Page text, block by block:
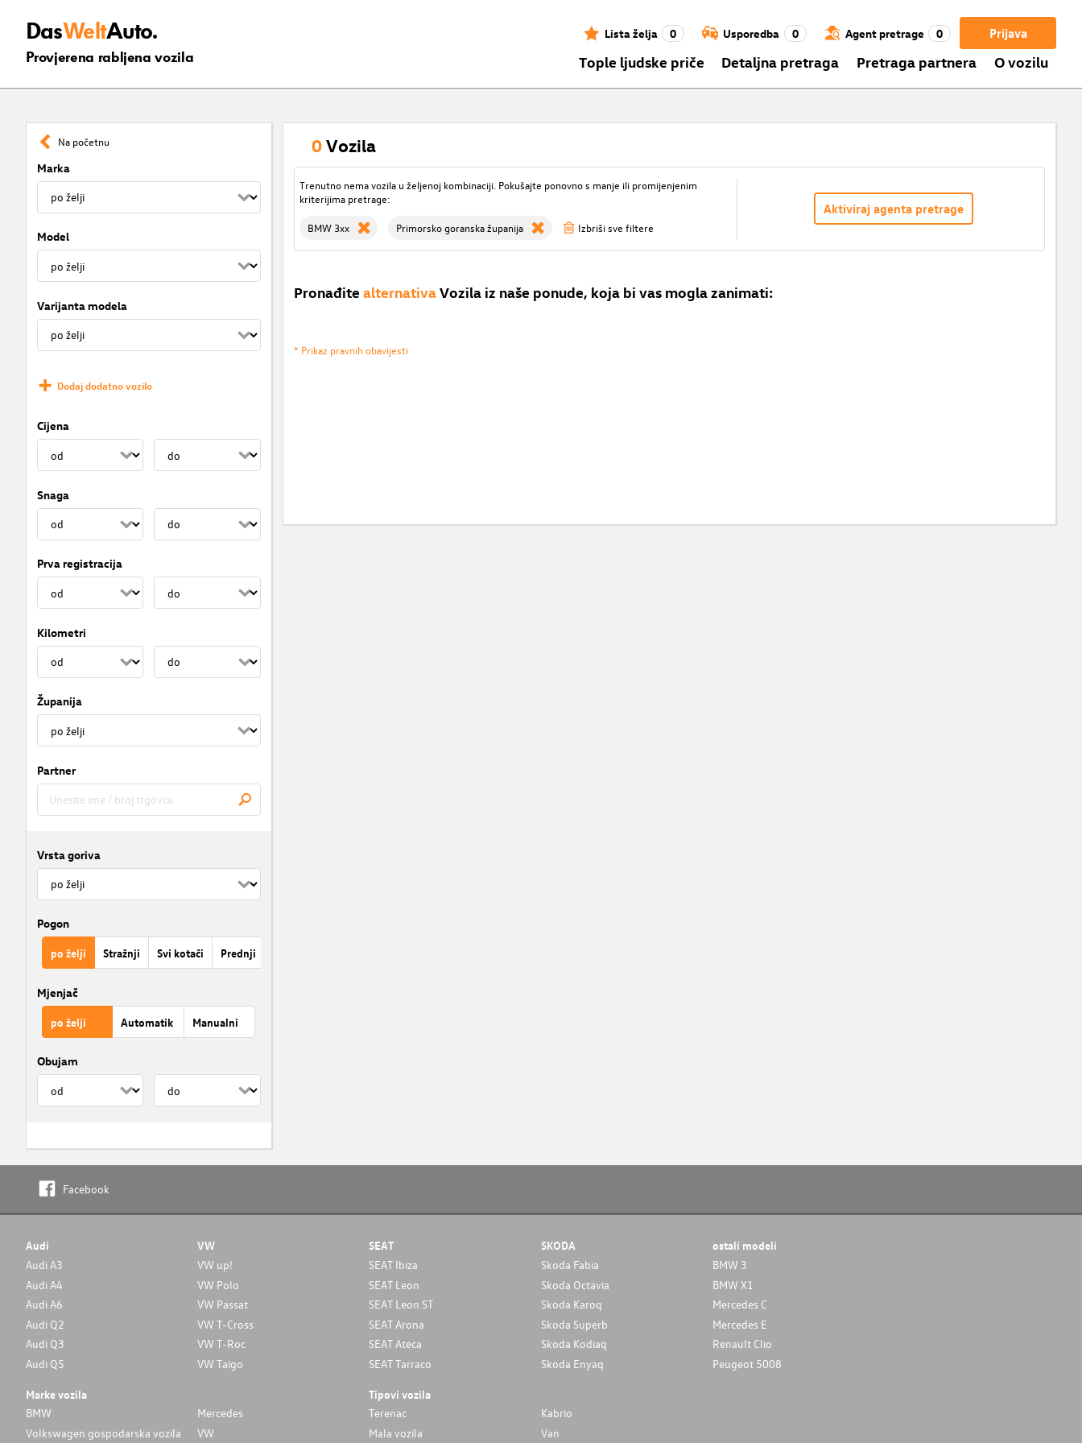
DasWeltAuto.
Provjerena rabljena vozila
Prijava
Lista želja 0 Usporedba 0 Agent pretrage 0
Tople ljudske priče Detaljna pretraga Pretraga partnera O vozilu
Na početnu
Marka
Model
Varijanta modela
Dodaj dodatno vozilo
Cijena
Snaga
Prva registracija
Kilometri
Županija
Partner
Vrsta goriva
Pogon
po želji Stražnji Svi kotači Prednji
Mjenjač
po želji Automatik Manualni
Obujam
0Vozila
Trenutno nema vozila u željenoj kombinaciji. Pokušajte ponovno s manje ili promijenjenim
kriterijima pretrage:
BMW 3xx Primorsko goranska županija Izbriši sve filtere
Aktiviraj agenta pretrage
Pronađite alternativa Vozila iz naše ponude, koja bi vas mogla zanimati:
* Prikaz pravnih obavijesti
Facebook
Audi
Audi A3
Audi A4
Audi A6
Audi Q2
Audi Q3
Audi Q5
VW
VW up!
VW Polo
VW Passat
VW T-Cross
VW T-Roc
VW Taigo
SEAT
SEAT Ibiza
SEAT Leon
SEAT Leon ST
SEAT Arona
SEAT Ateca
SEAT Tarraco
SKODA
Skoda Fabia
Skoda Octavia
Skoda Karoq
Skoda Superb
Skoda Kodiaq
Skoda Enyaq
ostali modeli
BMW 3
BMW X1
Mercedes C
Mercedes E
Renault Clio
Peugeot 5008
Marke vozila
BMW
Mercedes
Volkswagen gospodarska vozila
VW
Tipovi vozila
Terenac
Kabrio
Mala vozila
Van